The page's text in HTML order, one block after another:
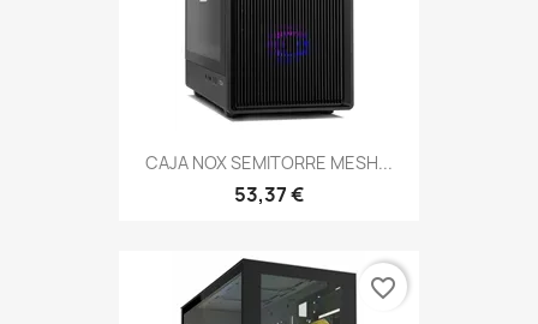
CAJA NOX SEMITORRE MESH...
53,37 €
favorite_border